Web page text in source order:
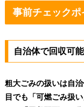
事前チェックポ
自治体で回収可
粗大ごみの扱いは自
目でも「可燃ごみ扱